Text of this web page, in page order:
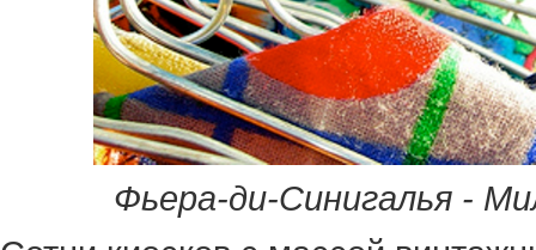
Фьера-ди-Синигалья -